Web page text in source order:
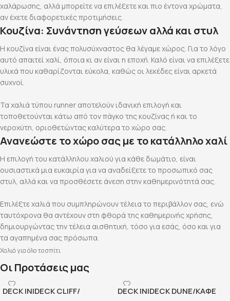
χαλάρωσης, αλλά μπορείτε να επιλέξετε και πιο έντονα χρώματα,
αν έχετε διαφορετικές προτιμήσεις.
Κουζίνα: Συνάντηση γεύσεων αλλά και στυλ
Η κουζίνα είναι ένας πολυσύχναστος θα λέγαμε χώρος. Για το λόγο
αυτό απαιτεί χαλί, όποια κι αν είναι η εποχή. Καλό είναι να επιλέξετε
υλικά που καθαρίζονται εύκολα, καθώς οι λεκέδες είναι αρκετά
συχνοί.
Τα χαλιά τύπου runner αποτελούν ιδανική επιλογή και
τοποθετούνται κάτω από τον πάγκο της κουζίνας ή και το
νεροχύτη, οριοθετώντας καλύτερα το χώρο σας.
Ανανεώστε το χώρο σας με το κατάλληλο χαλί
Η επιλογή του κατάλληλου χαλιού για κάθε δωμάτιο, είναι
ουσιαστικά μια ευκαιρία για να αναδείξετε το προσωπικό σας
στυλ, αλλά και να προσθέσετε άνεση στην καθημερινότητά σας.
Επιλέξτε χαλιά που συμπληρώνουν τέλεια το περιβάλλον σας, ενώ
ταυτόχρονα θα αντέχουν στη φθορά της καθημερινής χρήσης,
δημιουργώντας την τέλεια αισθητική, τόσο για εσάς, όσο και για
τα αγαπημένα σας πρόσωπα.
Χαλιά για όλο το σπίτι
Οι Προτάσεις μας
DECK INIDECK CLIFF/
DECK INIDECK DUNE/ΚΑΦΕ